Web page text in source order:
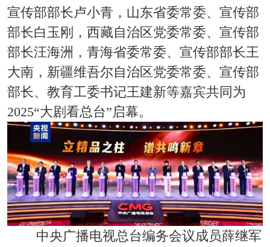
宣传部部长卢小青，山东省委常委、宣传部
部长白玉刚，西藏自治区党委常委、宣传部
部长汪海洲，青海省委常委、宣传部部长王
大南，新疆维吾尔自治区党委常委、宣传部
部长、教育工委书记王建新等嘉宾共同为
2025“大剧看总台”启幕。
中央广播电视总台编务会议成员薛继军